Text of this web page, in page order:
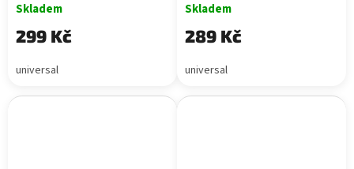
Skladem
299 Kč
universal
Skladem
289 Kč
universal